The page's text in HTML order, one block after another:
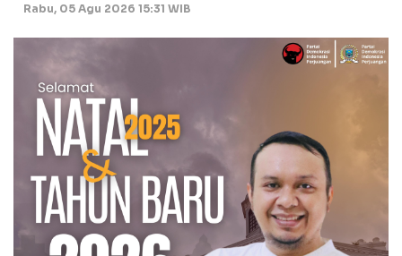
Rabu, 05 Agu 2026 15:31 WIB